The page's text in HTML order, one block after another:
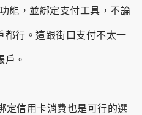
能，並綁定支付工具，不論
都行。這跟街口支付不太一
戶。
定信用卡消費也是可行的選